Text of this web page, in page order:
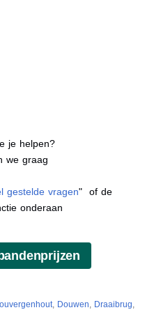
je helpen?
we graag
gestelde vragen" of de
onderaan
, Douwen Draaibrug